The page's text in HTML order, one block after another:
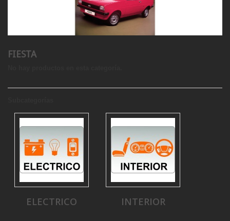
FIESTA
ELECTRICO INTERIOR